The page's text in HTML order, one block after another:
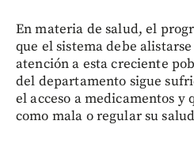
En materia de salud, el
que el sistema debe
atención a esta creciente
del departamento sigue
el acceso a medicamentos y
como mala o regular su